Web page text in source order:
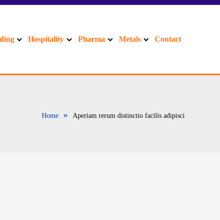
Hospitality Pharma Metals Contact
Home » Aperiam rerum distinctio facilis adipisci